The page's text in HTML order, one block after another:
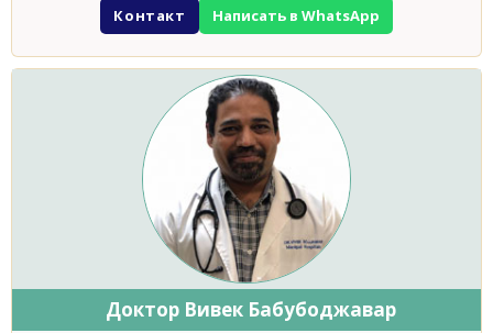
Контакт Написать в WhatsApp
Доктор Вивек Бабубоджавар